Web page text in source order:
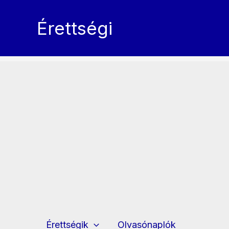
Érettségi
Érettségik Olvasónaplók